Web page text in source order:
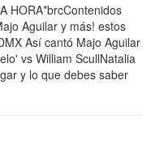
HORA*brcContenidos
Aguilar y más! estos
Así cantó Majo Aguilar
vs William ScullNatalia
y lo que debes saber